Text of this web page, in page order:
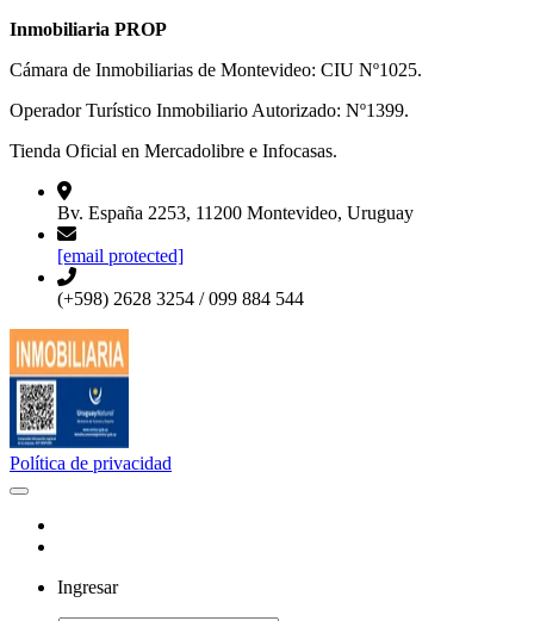
Inmobiliaria PROP
Cámara de Inmobiliarias de Montevideo: CIU Nº1025.
Operador Turístico Inmobiliario Autorizado: Nº1399.
Tienda Oficial en Mercadolibre e Infocasas.
Bv. España 2253, 11200 Montevideo, Uruguay
[email protected]
(+598) 2628 3254 / 099 884 544
Política de privacidad
Ingresar